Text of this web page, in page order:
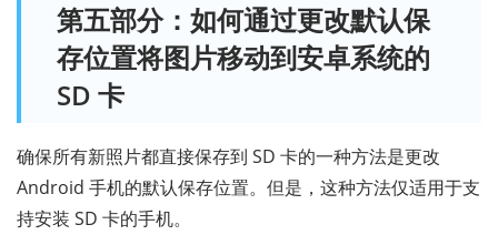
第五部分：如何通过更改默认保
存位置将图片移动到安卓系统的
SD 卡
确保所有新照片都直接保存到 SD 卡的一种方法是更改​​
Android 手机的默认保存位置。但是，这种方法仅适用于支
持安装 SD 卡的手机。